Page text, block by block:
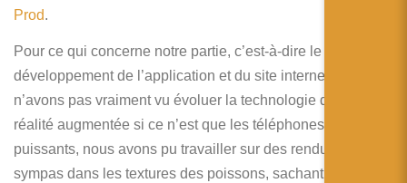
Prod.
Pour ce qui concerne notre partie, c’est-à-dire le
développement de l’application et du site internet, nous
n’avons pas vraiment vu évoluer la technologie de la
réalité augmentée si ce n’est que les téléphones étant plus
puissants, nous avons pu travailler sur des rendus plus
sympas dans les textures des poissons, sachant que le